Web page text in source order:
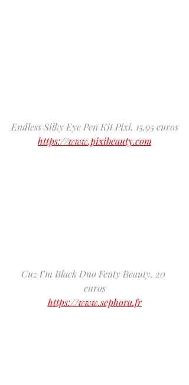
Endless Silky Eye Pen Kit Pixi, 15,95 euros
https://www.pixibeauty.com
Cuz I’m Black Duo Fenty Beauty, 20
euros
https://www.sephora.fr